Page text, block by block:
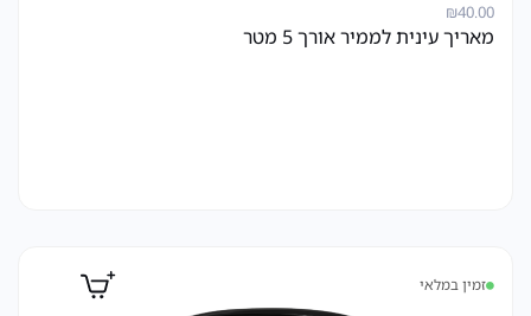
₪40.00
מאריך עינית לממיר אורך 5 מטר
זמין במלאי